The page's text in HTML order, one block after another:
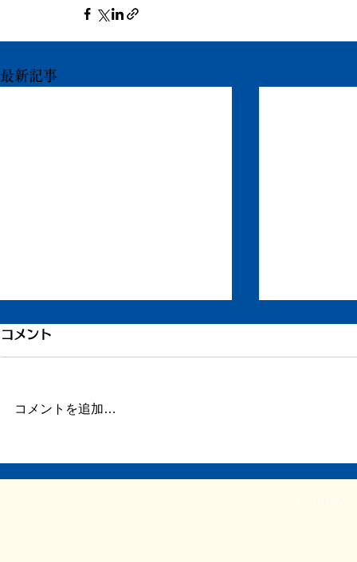
最新記事
もう一度ちからを
ん。 ただ自宅に戻り、療養して
なと会ったりする力を取り戻せま
入る。 やは
コメント
コメントを追加…